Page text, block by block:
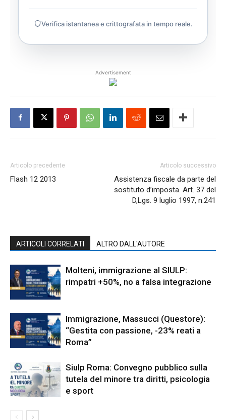
Verifica istantanea e crittografata in tempo reale.
Advertisement
Articolo precedente
Flash 12 2013
Articolo successivo
Assistenza fiscale da parte del
sostituto d’imposta. Art. 37 del
D,Lgs. 9 luglio 1997, n.241
ARTICOLI CORRELATI ALTRO DALL'AUTORE
Molteni, immigrazione al SIULP:
rimpatri +50%, no a falsa integrazione
Immigrazione, Massucci (Questore):
“Gestita con passione, -23% reati a
Roma”
Siulp Roma: Convegno pubblico sulla
tutela del minore tra diritti, psicologia
e sport